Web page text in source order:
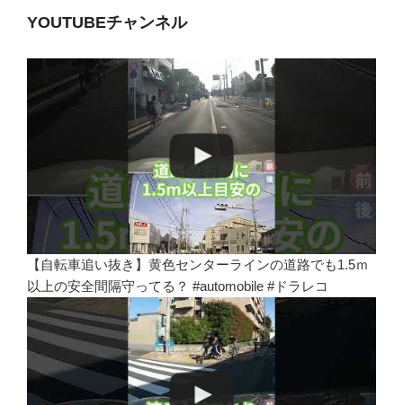
YOUTUBEチャンネル
【自転車追い抜き】黄色センターラインの道路でも1.5ｍ
以上の安全間隔守ってる？ #automobile #ドラレコ